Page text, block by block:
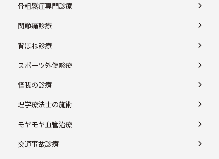
骨粗鬆症専門診療
関節痛診療
背ぼね診療
スポーツ外傷診療
怪我の診療
理学療法士の施術
モヤモヤ血管治療
交通事故診療